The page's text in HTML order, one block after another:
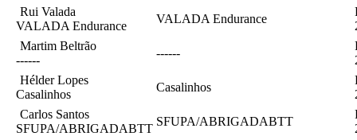
Rui Valada
VALADA Endurance
VALADA Endurance
Martim Beltrão
------
------
Hélder Lopes
Casalinhos
Casalinhos
Carlos Santos
SFUPA/ABRIGADABTT
SFUPA/ABRIGADABTT